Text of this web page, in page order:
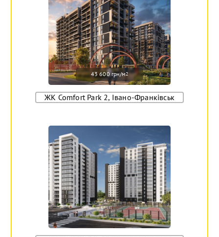
43 600 грн/м2
ЖК Comfort Park 2, Івано-Франківськ